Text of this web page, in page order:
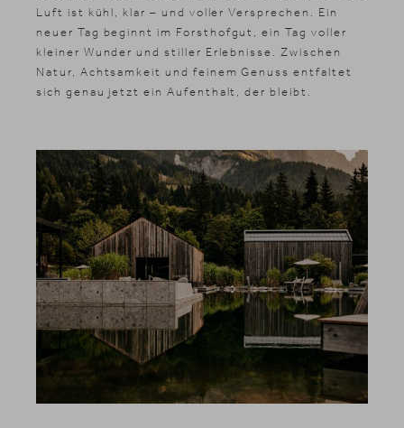
Luft ist kühl, klar – und voller Versprechen. Ein
neuer Tag beginnt im Forsthofgut, ein Tag voller
kleiner Wunder und stiller Erlebnisse. Zwischen
Natur, Achtsamkeit und feinem Genuss entfaltet
sich genau jetzt ein Aufenthalt, der bleibt.